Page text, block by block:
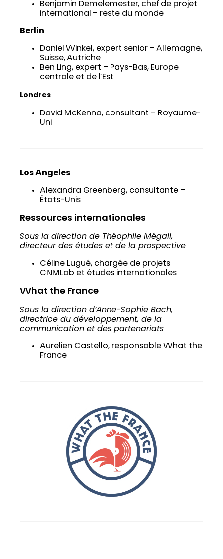
Benjamin Demelemester, chef de projet
international – reste du monde
Berlin
Daniel Winkel, expert senior – Allemagne,
Suisse, Autriche
Ben Ling, expert – Pays-Bas, Europe
centrale et de l’Est
Londres
David McKenna, consultant – Royaume-
Uni
Los Angeles
Alexandra Greenberg, consultante –
États-Unis
Ressources internationales
Sous la direction de Théophile Mégali,
directeur des études et de la prospective
Céline Lugué, chargée de projets
CNMLab et études internationales
What the France
Sous la direction d’Anne-Sophie Bach,
directrice du développement, de la
communication et des partenariats
Aurelien Castello, responsable What the
France